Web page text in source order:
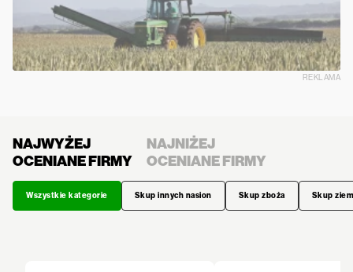
REKLAMA
NAJWYŻEJ
OCENIANE FIRMY
NAJNIŻEJ
OCENIANE FIRMY
Wszystkie kategorie Skup innych nasion Skup zboża Skup